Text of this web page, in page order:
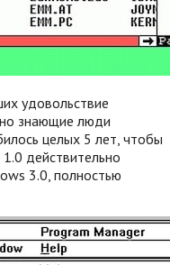
удовольствие
знающие люди
целых 5 лет, чтобы
действительно
3.0, полностью